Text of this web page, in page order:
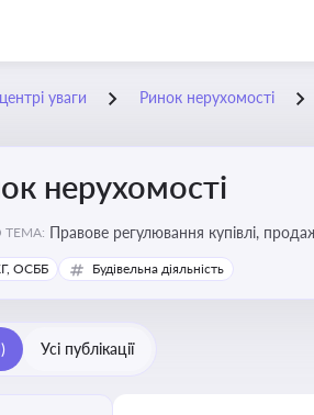
уваги Ринок нерухомості
нерухомості
Правове регулювання купівлі,
об’єктів майна
ОСББ Будівельна діяльність
Усі публікації